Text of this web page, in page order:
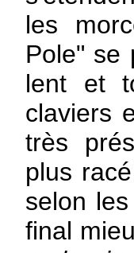
les
Pole" se
lent et
claviers
très
plus
selon
final